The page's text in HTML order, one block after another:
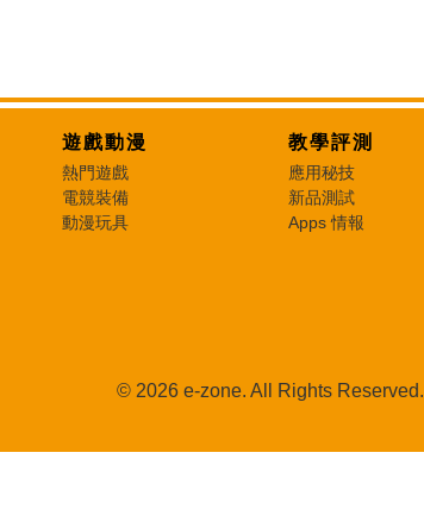
遊戲動漫
熱門遊戲
電競裝備
動漫玩具
教學評測
應用秘技
新品測試
Apps 情報
© 2026 e-zone. All Rights Reserved.